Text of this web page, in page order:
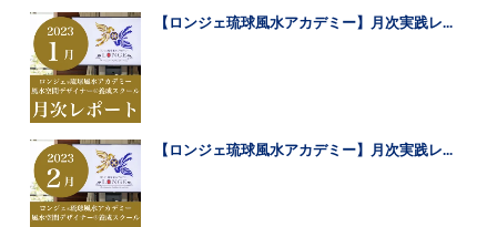
【ロンジェ琉球風水アカデミー】月次実践レ...
【ロンジェ琉球風水アカデミー】月次実践レ...